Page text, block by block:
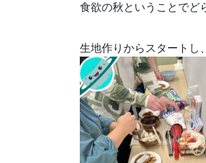
食欲の秋ということでど
生地作りからスタートし